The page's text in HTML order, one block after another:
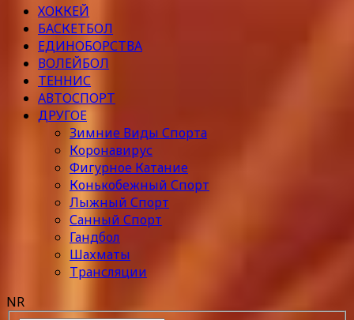
ХОККЕЙ
БАСКЕТБОЛ
ЕДИНОБОРСТВА
ВОЛЕЙБОЛ
ТЕННИС
АВТОСПОРТ
ДРУГОЕ
Зимние Виды Спорта
Коронавирус
Фигурное Катание
Конькобежный Спорт
Лыжный Спорт
Санный Спорт
Гандбол
Шахматы
Трансляции
NR